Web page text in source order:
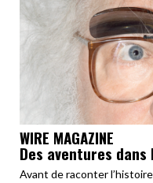
WIRE MAGAZINE
Des aventures
Avant de raconter